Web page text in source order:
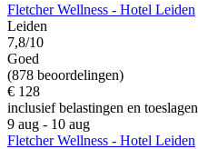
Fletcher Wellness - Hotel Leiden
Leiden
7,8/10
Goed
(878 beoordelingen)
€ 128
inclusief belastingen en toeslagen
9 aug - 10 aug
Fletcher Wellness - Hotel Leiden